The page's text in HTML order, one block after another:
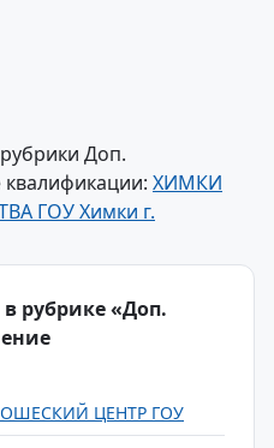
Доп.
ХИМКИ
ГОУ Химки г.
рубрике «Доп.
ЦЕНТР ГОУ